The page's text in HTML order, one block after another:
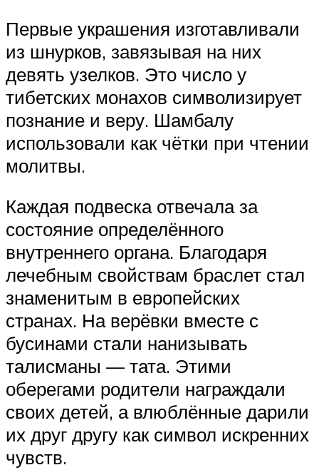
Первые украшения изготавливали
из шнурков, завязывая на них
девять узелков. Это число у
тибетских монахов символизирует
познание и веру. Шамбалу
использовали как чётки при чтении
молитвы.
Каждая подвеска отвечала за
состояние определённого
внутреннего органа. Благодаря
лечебным свойствам браслет стал
знаменитым в европейских
странах. На верёвки вместе с
бусинами стали нанизывать
талисманы — тата. Этими
оберегами родители награждали
своих детей, а влюблённые дарили
их друг другу как символ искренних
чувств.